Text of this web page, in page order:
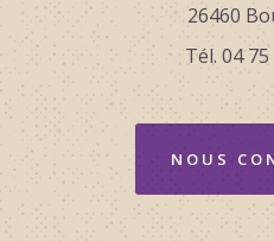
26460
Tél. 04
NOUS